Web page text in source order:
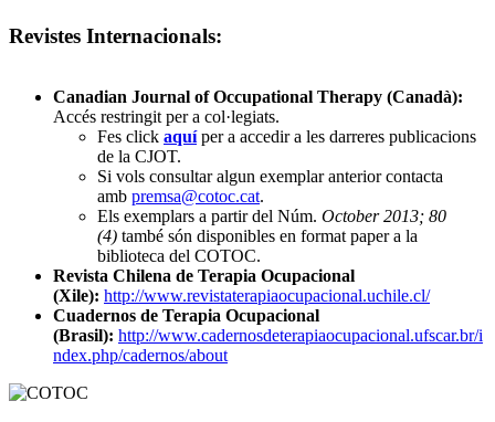
Revistes Internacionals:
Canadian Journal of Occupational Therapy (Canadà):
Accés restringit per a col·legiats.
Fes click aquíper a accedir a les darreres publicacions
de la CJOT.
Si vols consultar algun exemplar anterior contacta
amb premsa@cotoc.cat.
Els exemplars a partir del Núm. October 2013; 80
(4) també són disponibles en format paper a la
biblioteca del COTOC.
Revista Chilena de Terapia Ocupacional
(Xile): http://www.revistaterapiaocupacional.uchile.cl/
Cuadernos de Terapia Ocupacional
(Brasil): http://www.cadernosdeterapiaocupacional.ufscar.br/i
ndex.php/cadernos/about